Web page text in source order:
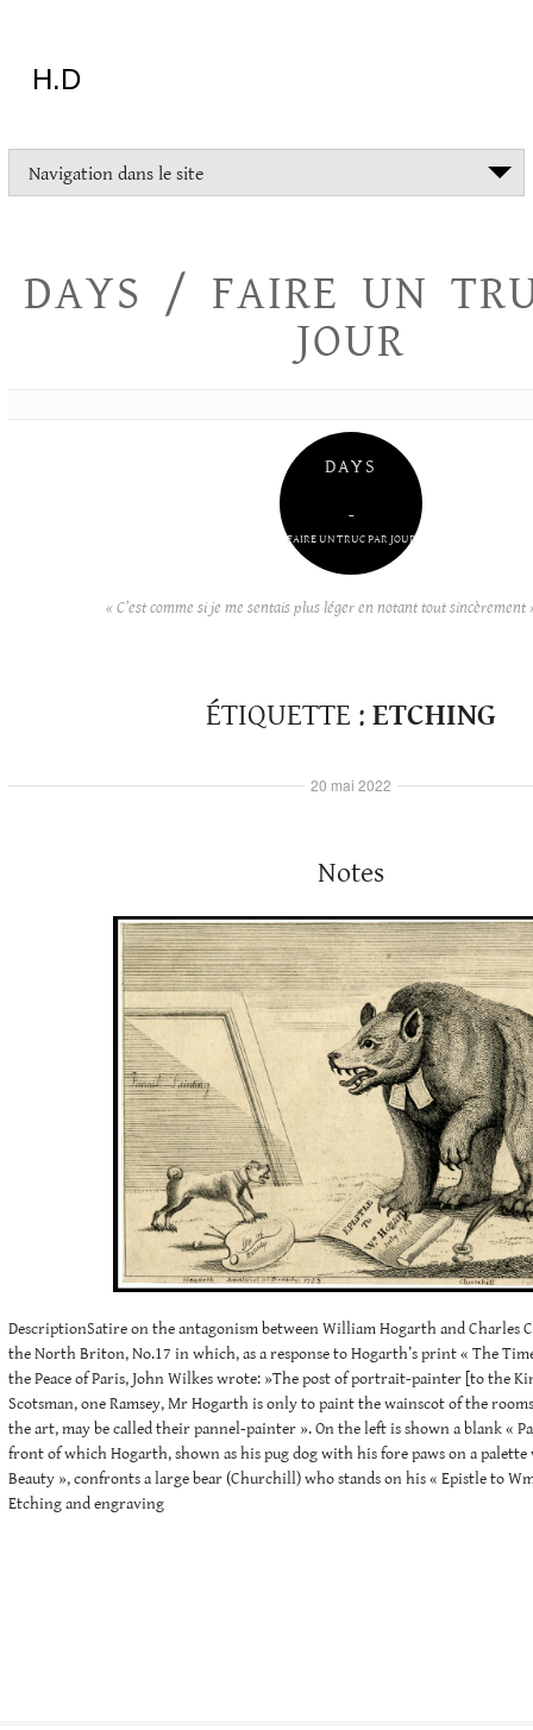
H.D
tout
essayer
Navigation dans le site
DAYS / FAIRE UN
JOUR
DAYS
–
FAIRE UN TRUC PAR JOUR
« C’est comme si je me sentais plus léger en notant tout sincèrement
ÉTIQUETTE : ETCHING
Notes
DescriptionSatire on the antagonism between William Hogarth and Charles
the North Briton, No.17 in which, as a response to Hogarth’s print « The
the Peace of Paris, John Wilkes wrote: »The post of portrait-painter [to the
Scotsman, one Ramsey, Mr Hogarth is only to paint the wainscot of the
the art, may be called their pannel-painter ». On the left is shown a blank «
front of which Hogarth, shown as his pug dog with his fore paws on a
Beauty », confronts a large bear (Churchill) who stands on his « Epistle to
Etching and engraving
20 mai 2022